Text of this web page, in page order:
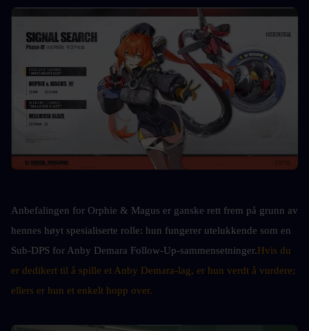
Anbefalingen for Orphie & Magus er ganske rett frem på grunn av
hennes høyt spesialiserte rolle: hun fungerer utelukkende som en
Sub-DPS for Anby Demara Follow-Up-sammensetninger.Hvis du
er dedikert til å spille et Anby Demara-lag, er hun verdt å vurdere;
ellers er hun et enkelt hopp over.